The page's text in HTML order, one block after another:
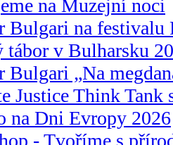
na Muzejní noci
Bulgari na festivalu
tábor v Bulharsku
Bulgari „Na
Justice Think Tank
na Dni Evropy 2026